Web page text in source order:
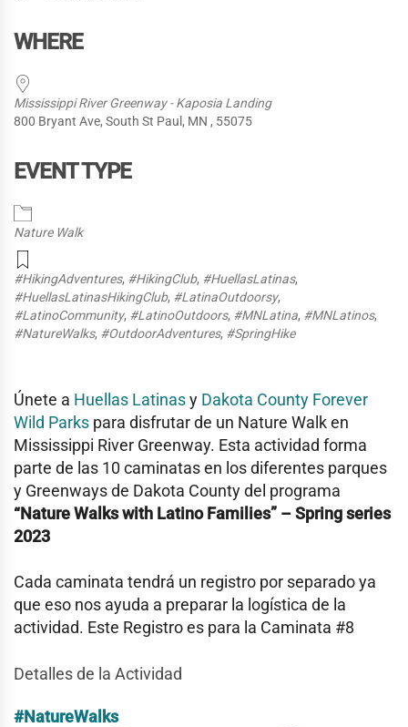
WHERE
Mississippi River Greenway - Kaposia Landing
800 Bryant Ave, South St Paul, MN , 55075
EVENT TYPE
Nature Walk
#HikingAdventures, #HikingClub, #HuellasLatinas,
#HuellasLatinasHikingClub, #LatinaOutdoorsy,
#LatinoCommunity, #LatinoOutdoors, #MNLatina, #MNLatinos,
#NatureWalks, #OutdoorAdventures, #SpringHike
Únete a Huellas Latinasy Dakota County Forever
Wild Parks para disfrutar de un Nature Walk en
Mississippi River Greenway. Esta actividad forma
parte de las 10 caminatas en los diferentes parques
y Greenways de Dakota County del programa
“Nature Walks with Latino Families” – Spring series
2023
Cada caminata tendrá un registro por separado ya
que eso nos ayuda a preparar la logística de la
actividad. Este Registro es para la Caminata #8
Detalles de la Actividad
#NatureWalks